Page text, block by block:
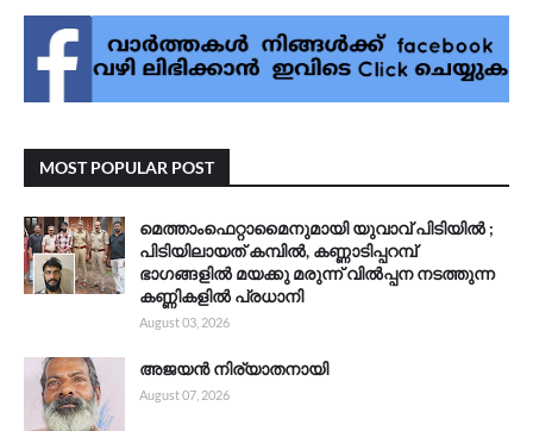
MOST POPULAR POST
മെത്താംഫെറ്റാമൈനുമായി യുവാവ് പിടിയിൽ ;
പിടിയിലായത് കമ്പിൽ, കണ്ണാടിപ്പറമ്പ്
ഭാഗങ്ങളിൽ മയക്കു മരുന്ന് വിൽപ്പന നടത്തുന്ന
കണ്ണികളിൽ പ്രധാനി
August 03, 2026
അജയൻ നിര്യാതനായി
August 07, 2026